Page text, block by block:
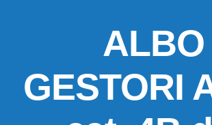
Prodotti & Servizi
ALBO
GESTORI